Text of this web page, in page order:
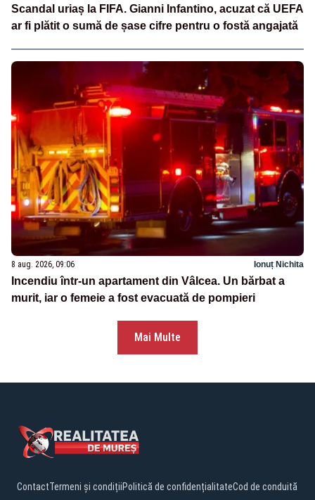
Scandal uriaș la FIFA. Gianni Infantino, acuzat că UEFA
ar fi plătit o sumă de șase cifre pentru o fostă angajată
8 aug. 2026, 09:06 Ionuț Nichita
Incendiu într-un apartament din Vâlcea. Un bărbat a
murit, iar o femeie a fost evacuată de pompieri
Mai Multe
ContactTermeni și condițiiPolitică de confidențialitateCod de conduită